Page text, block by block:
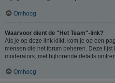
Omhoog
Waarvoor dient de "Het Team"-link?
Als je op deze link klikt, kom je op een
mensen die het forum beheren. Deze
moderators, met bijhorende details
Omhoog